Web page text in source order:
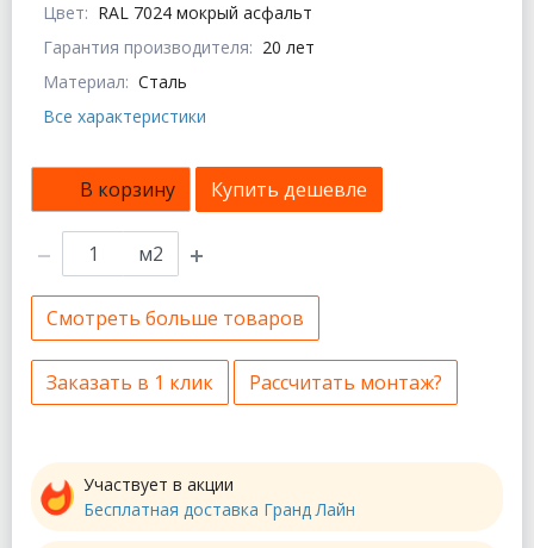
Цвет: RAL 7024 мокрый асфальт
Гарантия производителя: 20 лет
Материал: Сталь
Все характеристики
В корзину Купить дешевле
м2
Смотреть больше товаров
Заказать в 1 клик Рассчитать монтаж?
Участвует в акции
Бесплатная доставка Гранд Лайн